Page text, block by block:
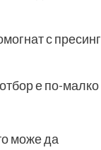
с пресинг
е по-малко
може да